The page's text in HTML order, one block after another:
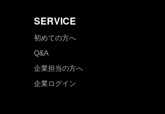
SERVICE
初めての方へ
Q&A
企業担当の方へ
企業ログイン